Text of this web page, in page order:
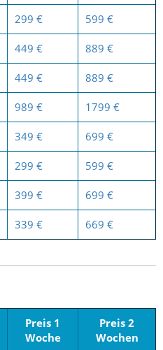
299 € 599 €
449 € 889 €
449 € 889 €
989 € 1799 €
349 € 699 €
299 € 599 €
399 € 699 €
339 € 669 €
Preis 1
Woche
Preis 2
Wochen